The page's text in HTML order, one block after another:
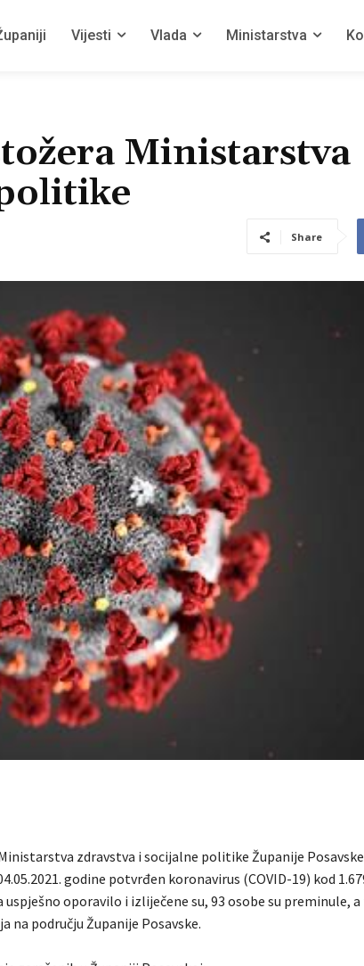
Vijesti Vlada Ministarstva
Ministarstva
Share
zdravstva i socijalne politike Županije
godine potvrđen koronavirus (COVID-19) kod
uspješno oporavilo i izliječene su, 93 osobe su preminule,
na području Županije Posavske.